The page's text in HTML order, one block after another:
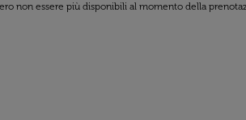
non essere più disponibili al momento della